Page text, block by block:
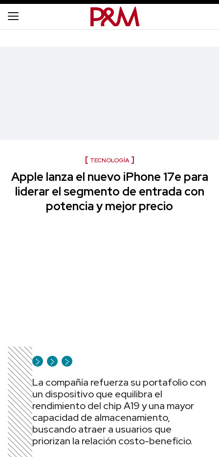
TECNOLOGÍA
Apple lanza el nuevo iPhone 17e para
liderar el segmento de entrada con
potencia y mejor precio
La compañía refuerza su portafolio con
un dispositivo que equilibra el
rendimiento del chip A19 y una mayor
capacidad de almacenamiento,
buscando atraer a usuarios que
priorizan la relación costo-beneficio.